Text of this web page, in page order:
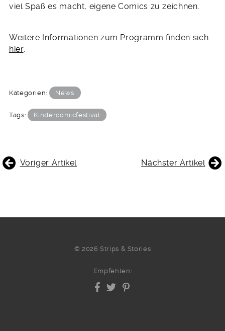
viel Spaß es macht, eigene Comics zu zeichnen.
Weitere Informationen zum Programm finden sich
hier.
Kategorien: News
Tags: Kindercomicfestival
BEITRAGSNAVIGATION
Voriger Artikel Nächster Artikel
© 2026 Strips & Stories
Empfehlen: